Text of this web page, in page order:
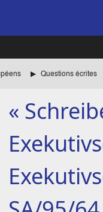
Questions écrites
«